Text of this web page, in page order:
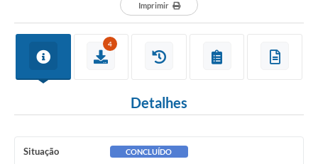
Imprimir
4
Detalhes
Situação CONCLUÍDO